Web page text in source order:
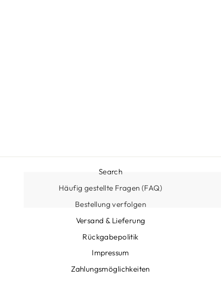
Search
Häufig gestellte Fragen (FAQ)
Bestellung verfolgen
Versand & Lieferung
Rückgabepolitik
Impressum
Zahlungsmöglichkeiten